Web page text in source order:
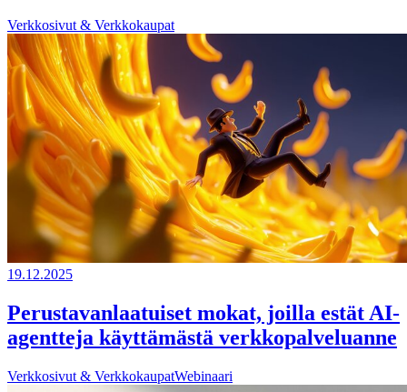
Verkkosivut & Verkkokaupat
19.12.2025
Perustavanlaatuiset mokat, joilla estät AI-
agentteja käyttämästä verkkopalveluanne
Verkkosivut & VerkkokaupatWebinaari